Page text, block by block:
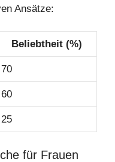
Ansätze:
Beliebtheit (%)
70
60
25
für Frauen